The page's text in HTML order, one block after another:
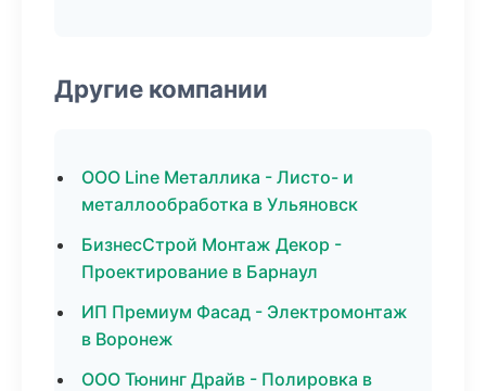
Другие компании
ООО Line Металлика - Листо- и
металлообработка в Ульяновск
БизнесСтрой Монтаж Декор -
Проектирование в Барнаул
ИП Премиум Фасад - Электромонтаж
в Воронеж
ООО Тюнинг Драйв - Полировка в